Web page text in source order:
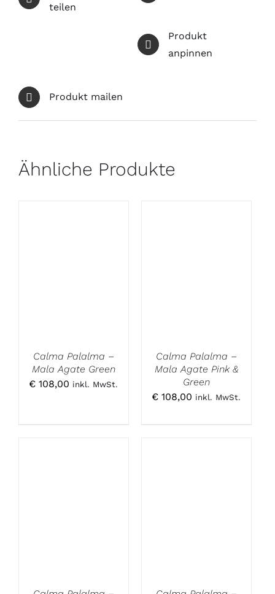
teilen
Produkt
anpinnen
Produkt mailen
Ähnliche Produkte
Calma Palalma –
Mala Agate Green
€ 108,00 inkl. MwSt.
Calma Palalma –
Mala Agate Pink &
Green
€ 108,00 inkl. MwSt.